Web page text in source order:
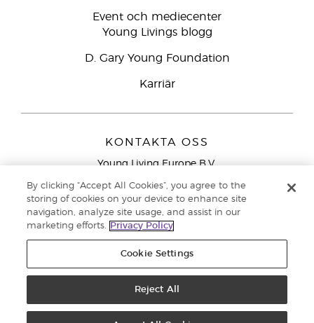
Event och mediecenter
Young Livings blogg
D. Gary Young Foundation
Karriär
KONTAKTA OSS
Young Living Europe B.V.
9727 AJ Groningen
Nederländerna
Kundtjänst – Avgiftsfritt lokalsamtal (ej från
mobiltelefon):020 793400
Sekretess
By clicking “Accept All Cookies”, you agree to the
storing of cookies on your device to enhance site
navigation, analyze site usage, and assist in our
marketing efforts.
Privacy Policy
Cookie Settings
Reject All